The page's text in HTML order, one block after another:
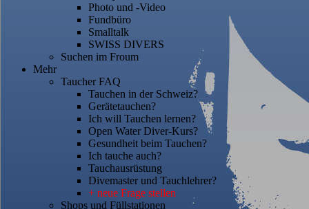
Photo und -Video
Fundbüro
Smalltalk
SWISS DIVERS
Suchen im Froum
Mehr
Taucher FAQ
Tauchen in der Schweiz?
Gerätetauchen?
Ich will Tauchen lernen?
Open Water Diver-Kurs?
Gesundheit beim Tauchen?
Ich tauche auch?
Tauchausrüstung
Divemaster und Tauchlehrer?
+ neue Frage stellen
Shops und Füllstationen